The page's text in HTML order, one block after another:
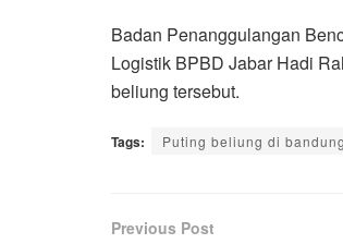
Badan Penanggulangan
Logistik BPBD Jabar Hadi
beliung tersebut.
Tags: Puting beliung di bandung
Previous Post